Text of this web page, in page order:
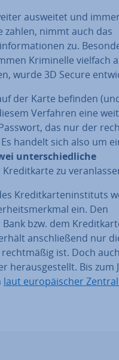
ausweitet und immer
nimmt auch das
zu.
Kri­mi­nel­le vielfach
wurde 3D Secure
der Karte befinden
Verfahren eine
das nur der
handelt sich also um
un­ter­schied­li­che
zu
Kre­dit­kar­ten­in­sti­tuts
ein. Den
bzw. dem
an­schlie­ßend nur
ist. Doch auch
her­aus­ge­stellt. Bis zum
laut eu­ro­päi­scher